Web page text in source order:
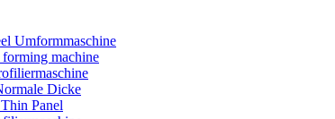
Umformmaschine
machine
Dicke
Panel